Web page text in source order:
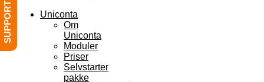
Uniconta
Om
Uniconta
Moduler
Priser
Selvstarter
pakke
SUPPORT